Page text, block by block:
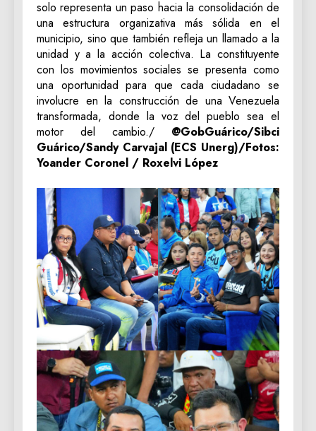
solo representa un paso hacia la consolidación de
una estructura organizativa más sólida en el
municipio, sino que también refleja un llamado a la
unidad y a la acción colectiva. La constituyente
con los movimientos sociales se presenta como
una oportunidad para que cada ciudadano se
involucre en la construcción de una Venezuela
transformada, donde la voz del pueblo sea el
motor del cambio./ @GobGuárico/Sibci
Guárico/Sandy Carvajal (ECS Unerg)/Fotos:
Yoander Coronel / Roxelvi López